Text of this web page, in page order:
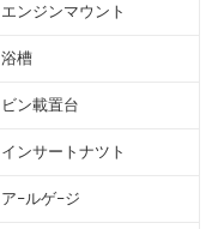
エンジンマウント
浴槽
ビン載置台
インサートナツト
ア−ルゲ−ジ